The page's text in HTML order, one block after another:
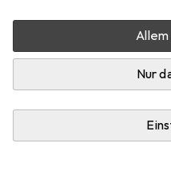
Nur
Stahlwerk Schweissgerät
Vollausstattung aus den
Schutzbrille +